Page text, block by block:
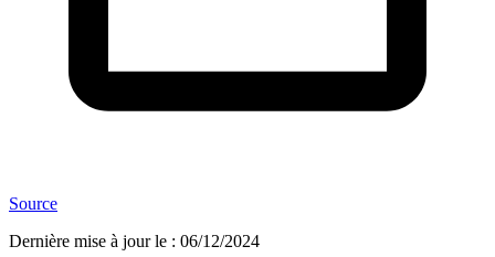
Source
Dernière mise à jour le : 06/12/2024